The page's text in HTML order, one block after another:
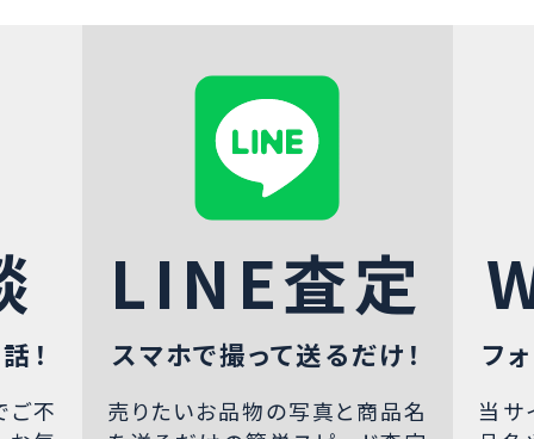
！
ご不
LINE査定
スマホで撮って送るだけ！
売りたいお品物の写真と商品名
フ
当サ